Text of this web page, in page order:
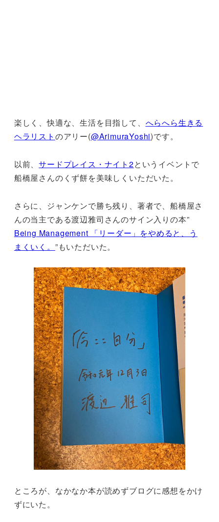
楽しく、快適な、生活を目指して、 へらへら生きる
ヘラリスト のアリー(@ArimuraYoshi)です。
以前、サードプレイス・ナイト2というイベントで
船橋屋さんのくず餅を美味しくいただいた。
さらに、ジャンケンで勝ち残り、著者で、船橋屋さ
んの当主である渡辺雅司さんのサイン入りの本”
Being Management 「リーダー」をやめると、う
まくいく。 ”もいただいた。
ところが、なかなか本が読めずブログに感想をかけ
ずにいた。